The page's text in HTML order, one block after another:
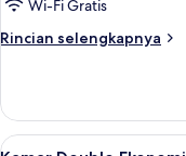
Wi-Fi Gratis
Rincian selengkapnya
Rincian
Kamar
Keluarga
Lihat